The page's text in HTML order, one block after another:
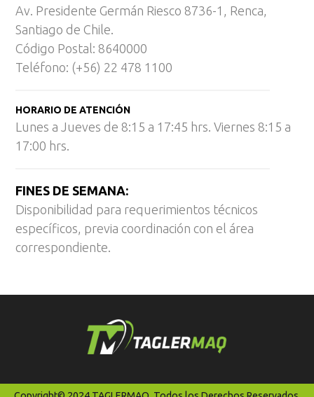
Av. Presidente Germán Riesco 8736-1, Renca,
Santiago de Chile.
Código Postal: 8640000
Teléfono: (+56) 22 478 1100
HORARIO DE ATENCIÓN
Lunes a Jueves de 8:15 a 17:45 hrs. Viernes 8:15 a
17:00 hrs.
FINES DE SEMANA:
Disponibilidad para requerimientos técnicos
específicos, previa coordinación con el área
correspondiente.